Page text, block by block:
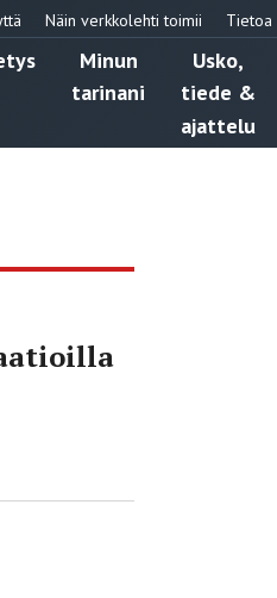
Näin verkkolehti toimii Tietoa
Minun
tarinani
Usko,
tiede &
ajattelu